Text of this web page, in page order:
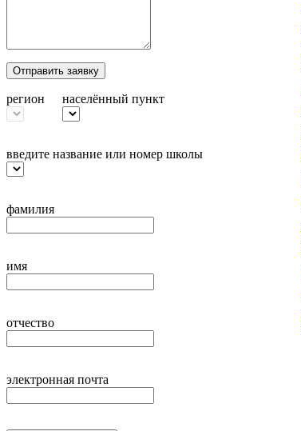
Отправить заявку
регион населённый пункт
введите название или номер школы
фамилия
имя
отчество
электронная почта